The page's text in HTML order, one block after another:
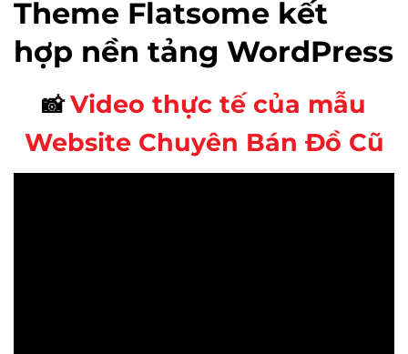
Theme Flatsome kết
hợp nền tảng WordPress
📸Video thực tế của mẫu
Website Chuyên Bán Đồ Cũ